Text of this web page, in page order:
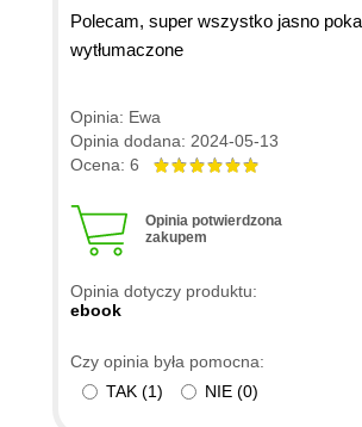
Polecam, super wszystko jasno
wytłumaczone
Opinia: Ewa
Opinia dodana: 2024-05-13
Ocena: 6
Opinia potwierdzona
zakupem
Opinia dotyczy produktu:
ebook
Czy opinia była pomocna:
TAK (1) NIE (0)